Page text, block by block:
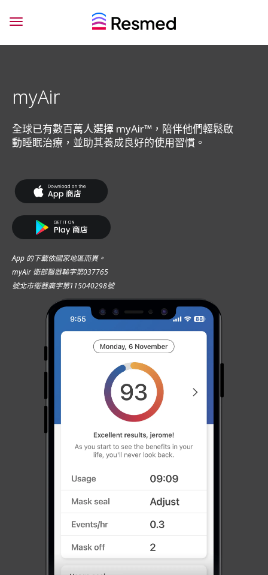
myAir
全球已有數百萬人選擇 myAir™，陪伴他們輕鬆啟
動睡眠治療，並助其養成良好的使用習慣。
App 的下載依國家地區而異。
myAir 衛部醫器輸字第037765
號北市衛器廣字第115040298號